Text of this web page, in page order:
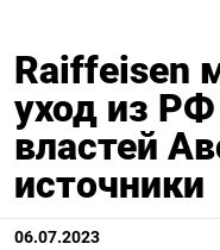
Raiffeisen
уход из
властей
источники
06.07.2023